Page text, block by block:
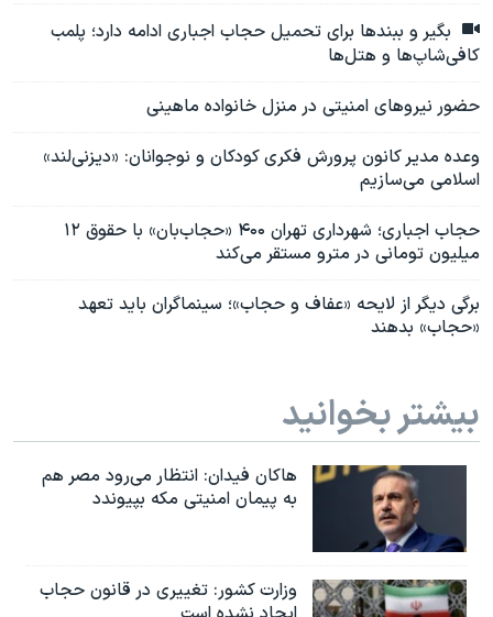
بگیر و ببندها برای تحمیل حجاب اجباری ادامه دارد؛ پلمب
کافی‌شاپ‌ها و هتل‌ها
حضور نیروهای امنیتی در منزل خانواده ماهینی
وعده مدیر کانون پرورش فکری کودکان و نوجوانان: «دیزنی‌لند»
اسلامی می‌سازیم
حجاب اجباری؛ شهرداری تهران ۴۰۰ «حجاب‌بان» با حقوق ۱۲
میلیون تومانی در مترو مستقر می‌کند
برگی دیگر از لایحه «عفاف و حجاب»؛ سینماگران باید تعهد
«حجاب» بدهند
بیشتر بخوانید
هاکان فیدان: انتظار می‌رود مصر هم
به پیمان امنیتی مکه بپیوندد
وزارت کشور: تغییری در قانون حجاب